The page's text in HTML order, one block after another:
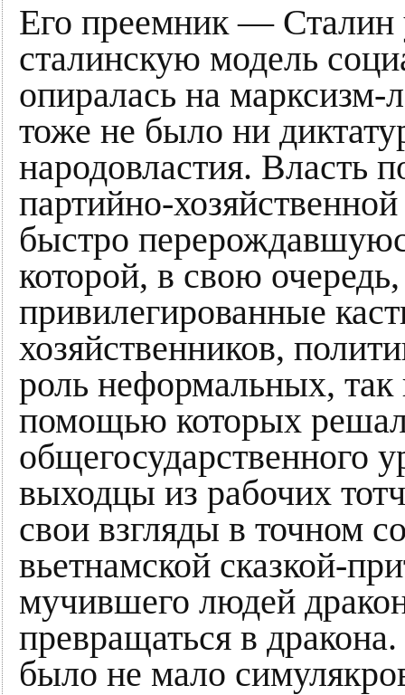
Его преемник —
сталинскую модель
опиралась на марксизм-
тоже не было ни
народовластия. Власть
партийно-
быстро
которой, в свою
привилегированные
хозяйственников,
роль неформальных,
помощью которых
общегосударственного
выходцы из рабочих
свои взгляды в точном
вьетнамской сказкой-
мучившего людей
превращаться в
было не мало